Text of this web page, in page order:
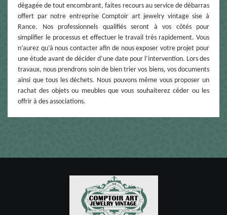
dégagée de tout encombrant, faites recours au service de débarras
offert par notre entreprise Comptoir art jewelry vintage sise à
Rance. Nos professionnels qualifiés seront à vos côtés pour
simplifier le processus et effectuer le travail très rapidement. Vous
n’aurez qu’à nous contacter afin de nous exposer votre projet pour
une étude avant de décider d’une date pour l’intervention. Lors des
travaux, nous prendrons soin de bien trier vos biens, vos documents
ainsi que tous les déchets. Nous pouvons même vous proposer un
rachat des objets ou meubles que vous souhaiterez céder ou les
offrir à des associations.